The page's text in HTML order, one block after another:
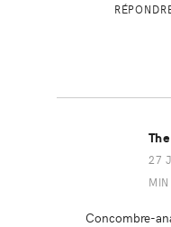
27
MIN
Concombre-